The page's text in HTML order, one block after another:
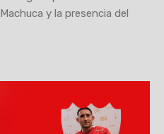
y la presencia del